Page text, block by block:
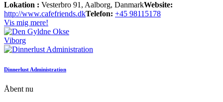
Lokation : Vesterbro 91, Aalborg, DanmarkWebsite:
http://www.cafefriends.dkTelefon: +45 98115178
Vis mig mere!
Viborg
Dinnerlust Administration
Åbent nu